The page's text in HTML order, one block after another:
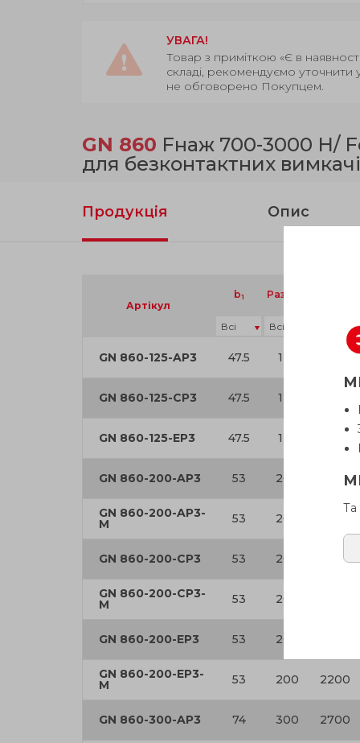
УВАГА!
Товар з приміткою «Є в
складі, рекомендуємо
не обговорено Покупцем.
GN 860 Fнаж 700-3000 Н/
для безконтактних
Продукція Опис
Артікул
b1 Размер
GN 860-125-AP3 47.5 125
GN 860-125-CP3 47.5 125
GN 860-125-EP3 47.5 125
GN 860-200-AP3 53 200 2200
GN 860-200-AP3-
M 53 200
GN 860-200-CP3 53 200 2200
GN 860-200-CP3-
M 53 200
GN 860-200-EP3 53 200
GN 860-200-EP3-
M 53 200 2200
GN 860-300-AP3 74 300 2700
Та